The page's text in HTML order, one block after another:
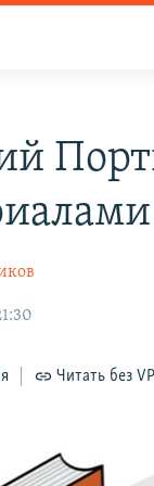
Читать без